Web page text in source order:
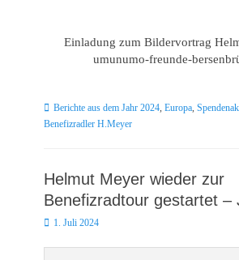
Einladung zum Bildervortrag
umunumo-freunde-
Kategorien
Berichte aus dem Jahr 2024 Europa
Benefizradler H.Meyer
Helmut Meyer wieder zur
Benefizradtour gestartet –
Posted
1. Juli 2024